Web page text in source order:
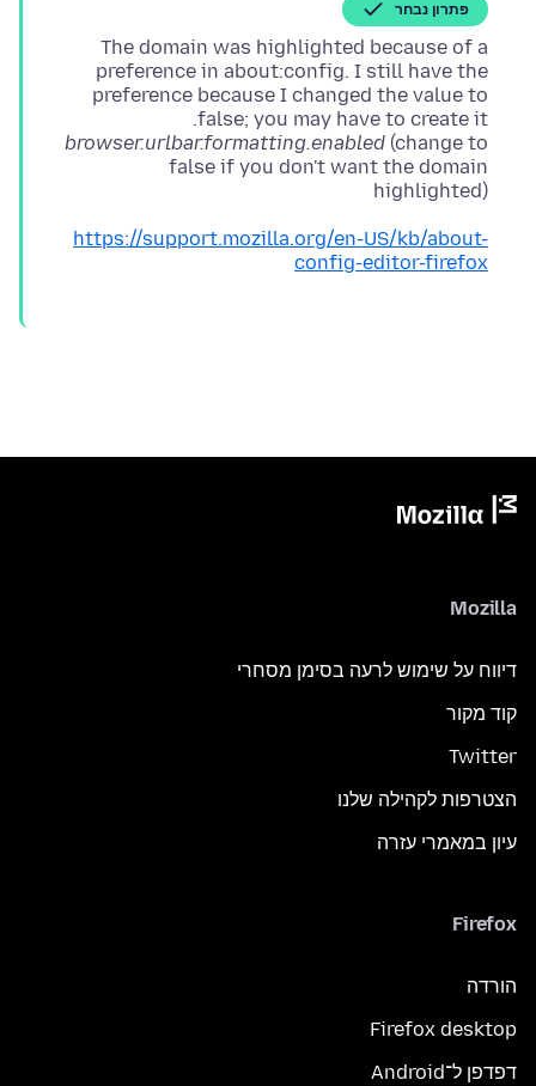
פתרון נבחר
The domain was highlighted because of a
preference in about:config. I still have the
preference because I changed the value to
false; you may have to create it.
browser.urlbar.formatting.enabled (change to
false if you don't want the domain
highlighted)
https://support.mozilla.org/en-US/kb/about-
config-editor-firefox
Mozilla
דיווח על שימוש לרעה בסימן מסחרי
קוד מקור
Twitter
הצטרפות לקהילה שלנו
עיון במאמרי עזרה
Firefox
הורדה
Firefox desktop
דפדפן ל־Android